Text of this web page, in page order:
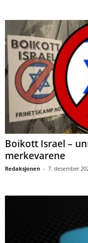
Boikott Israel –
merkevarene
Redaksjonen - 7. desember